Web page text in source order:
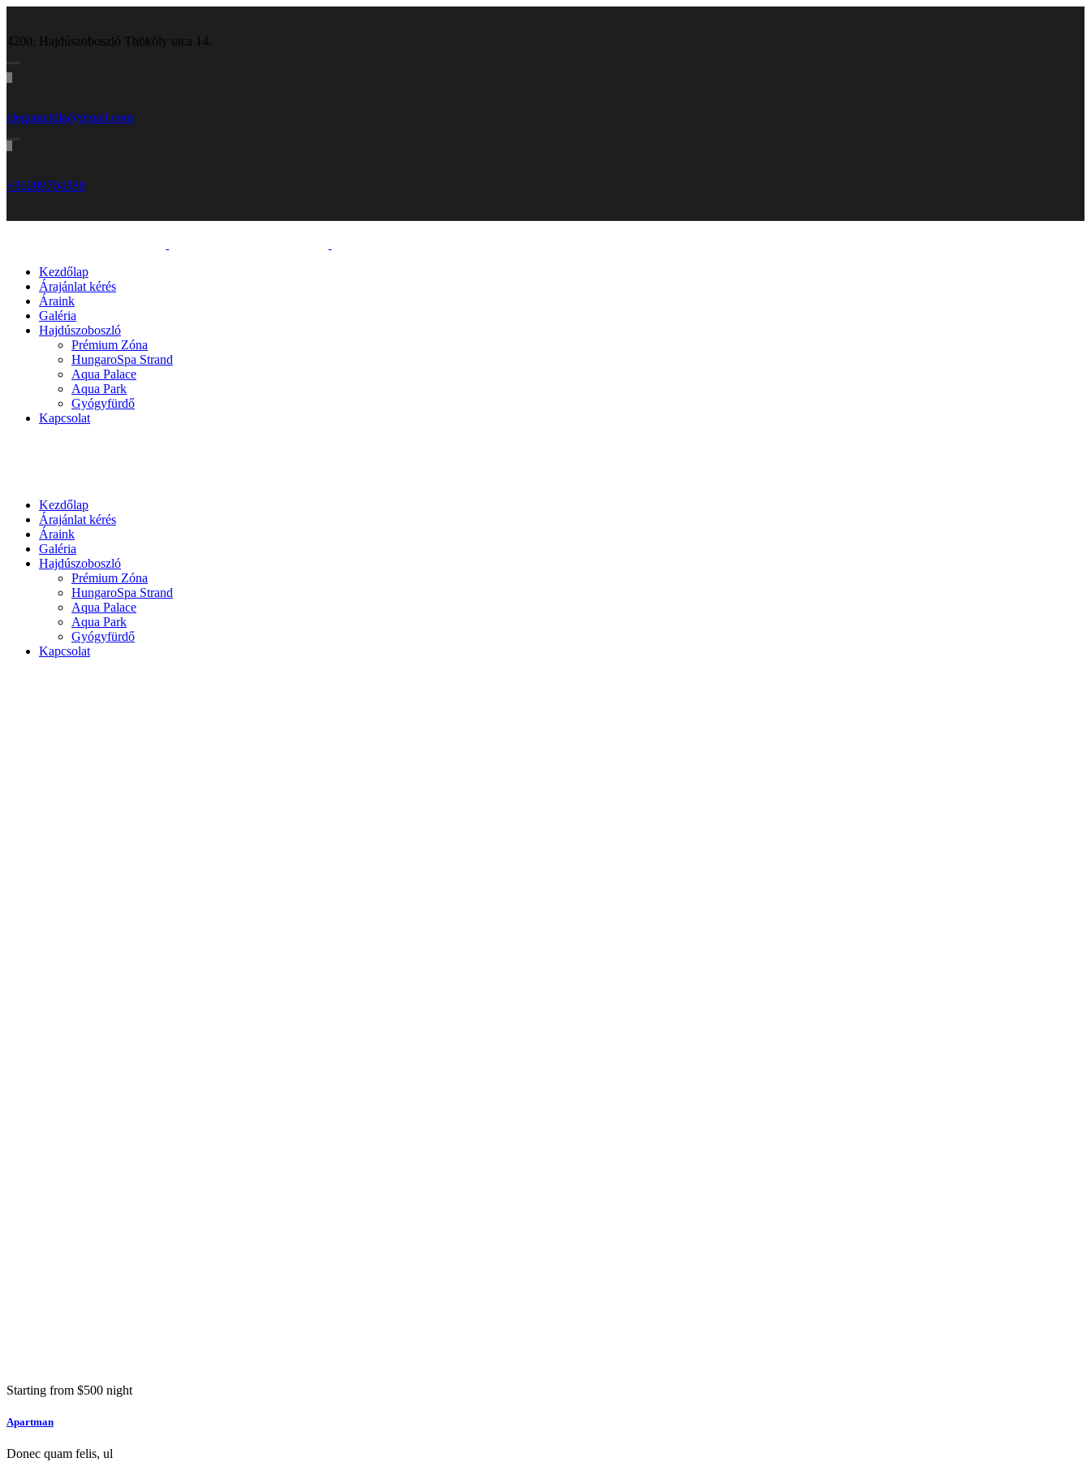
4200, Hajdúszoboszló Thököly utca 14.
elegantattila@gmail.com
+36209704388
Kezdőlap
Árajánlat kérés
Áraink
Galéria
Hajdúszoboszló
Prémium Zóna
HungaroSpa Strand
Aqua Palace
Aqua Park
Gyógyfürdő
Kapcsolat
Kezdőlap
Árajánlat kérés
Áraink
Galéria
Hajdúszoboszló
Prémium Zóna
HungaroSpa Strand
Aqua Palace
Aqua Park
Gyógyfürdő
Kapcsolat
Starting from $500 night
Apartman
Donec quam felis, ul